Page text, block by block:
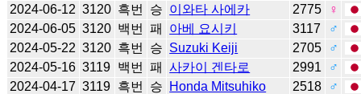
2024-06-12 3120 흑번 승 이와타 사에카 2775
♀
2024-06-05 3120 백번 패 아베 요시키 3117
♂
2024-05-22 3120 흑번 승 Suzuki Keiji 2705
♂
2024-05-16 3119 백번 패 사카이 겐타로 2991
♂
2024-04-17 3119 흑번 승 Honda Mitsuhiko 2518
♂